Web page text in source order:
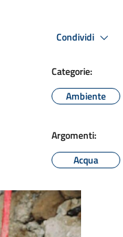
Condividi
Categorie:
Ambiente
Argomenti:
Acqua